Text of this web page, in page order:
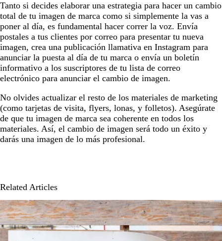
Tanto si decides elaborar una estrategia para hacer un cambio
total de tu imagen de marca como si simplemente la vas a
poner al día, es fundamental hacer correr la voz. Envía
postales a tus clientes por correo para presentar tu nueva
imagen, crea una publicación llamativa en Instagram para
anunciar la puesta al día de tu marca o envía un boletín
informativo a los suscriptores de tu lista de correo
electrónico para anunciar el cambio de imagen.
No olvides actualizar el resto de los materiales de marketing
(como tarjetas de visita, flyers, lonas, y folletos). Asegúrate
de que tu imagen de marca sea coherente en todos los
materiales. Así, el cambio de imagen será todo un éxito y
darás una imagen de lo más profesional.
Related Articles